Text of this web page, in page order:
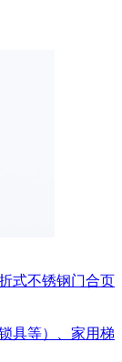
式不锈钢门合页
具等）、家用梯